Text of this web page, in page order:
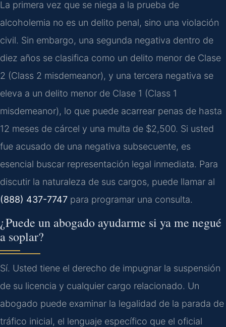
La primera vez que se niega a la prueba de
alcoholemia no es un delito penal, sino una violación
civil. Sin embargo, una segunda negativa dentro de
diez años se clasifica como un delito menor de Clase
2 (Class 2 misdemeanor), y una tercera negativa se
eleva a un delito menor de Clase 1 (Class 1
misdemeanor), lo que puede acarrear penas de hasta
12 meses de cárcel y una multa de $2,500. Si usted
fue acusado de una negativa subsecuente, es
esencial buscar representación legal inmediata. Para
discutir la naturaleza de sus cargos, puede llamar al
(888) 437-7747 para programar una consulta.
¿Puede un abogado ayudarme si ya me negué
a soplar?
Sí. Usted tiene el derecho de impugnar la suspensión
de su licencia y cualquier cargo relacionado. Un
abogado puede examinar la legalidad de la parada de
tráfico inicial, el lenguaje específico que el oficial